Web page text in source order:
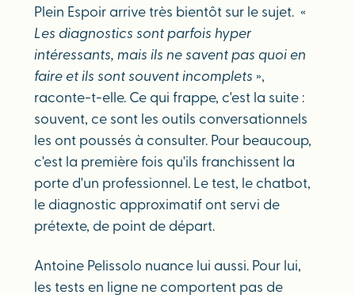
Plein Espoir arrive très bientôt sur le sujet. «
Les diagnostics sont parfois hyper
intéressants, mais ils ne savent pas quoi en
faire et ils sont souvent incomplets »,
raconte-t-elle. Ce qui frappe, c'est la suite :
souvent, ce sont les outils conversationnels
les ont poussés à consulter. Pour beaucoup,
c'est la première fois qu'ils franchissent la
porte d'un professionnel. Le test, le chatbot,
le diagnostic approximatif ont servi de
prétexte, de point de départ.
Antoine Pelissolo nuance lui aussi. Pour lui,
les tests en ligne ne comportent pas de